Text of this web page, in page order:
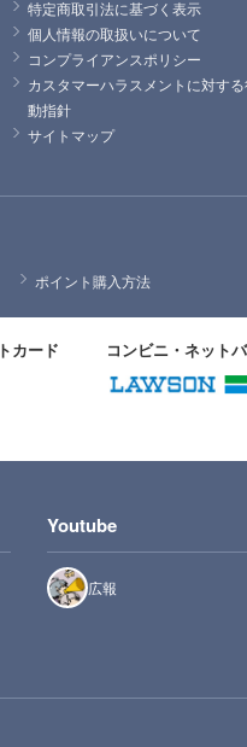
特定商取引法に基づく表示
個人情報の取扱いについて
コンプライアンスポリシー
カスタマーハラスメントに対す
動指針
サイトマップ
ポイント購入方法
カード コンビニ・ネット
Youtube
広報